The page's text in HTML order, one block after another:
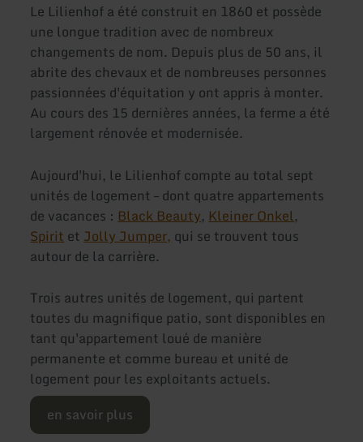
Le Lilienhof a été construit en 1860 et possède
une longue tradition avec de nombreux
changements de nom. Depuis plus de 50 ans, il
abrite des chevaux et de nombreuses personnes
passionnées d'équitation y ont appris à monter.
Au cours des 15 dernières années, la ferme a été
largement rénovée et modernisée.
Aujourd'hui, le Lilienhof compte au total sept
unités de logement – dont quatre appartements
de vacances : Black Beauty, Kleiner Onkel,
Spirit et Jolly Jumper, qui se trouvent tous
autour de la carrière.
Trois autres unités de logement, qui partent
toutes du magnifique patio, sont disponibles en
tant qu'appartement loué de manière
permanente et comme bureau et unité de
logement pour les exploitants actuels.
en savoir plus